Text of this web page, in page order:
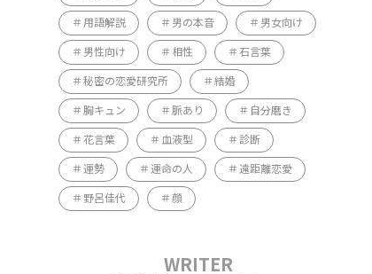
用語解説 男の本音 男女向け
男性向け 相性 石言葉
秘密の恋愛研究所 結婚
胸キュン 脈あり 自分磨き
花言葉 血液型 診断
運勢 運命の人 遠距離恋愛
野呂佳代 顔